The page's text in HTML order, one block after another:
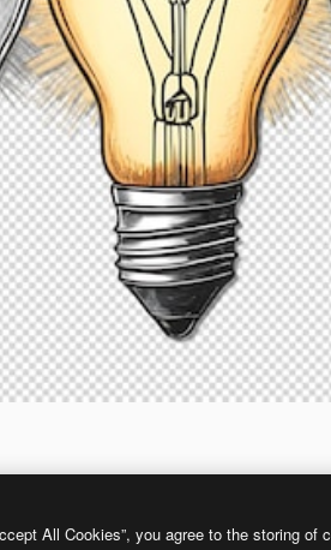
собственный с помощью нашего
All Cookies”, you agree to the storing of